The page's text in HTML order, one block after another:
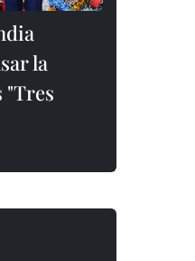
la
"Tres